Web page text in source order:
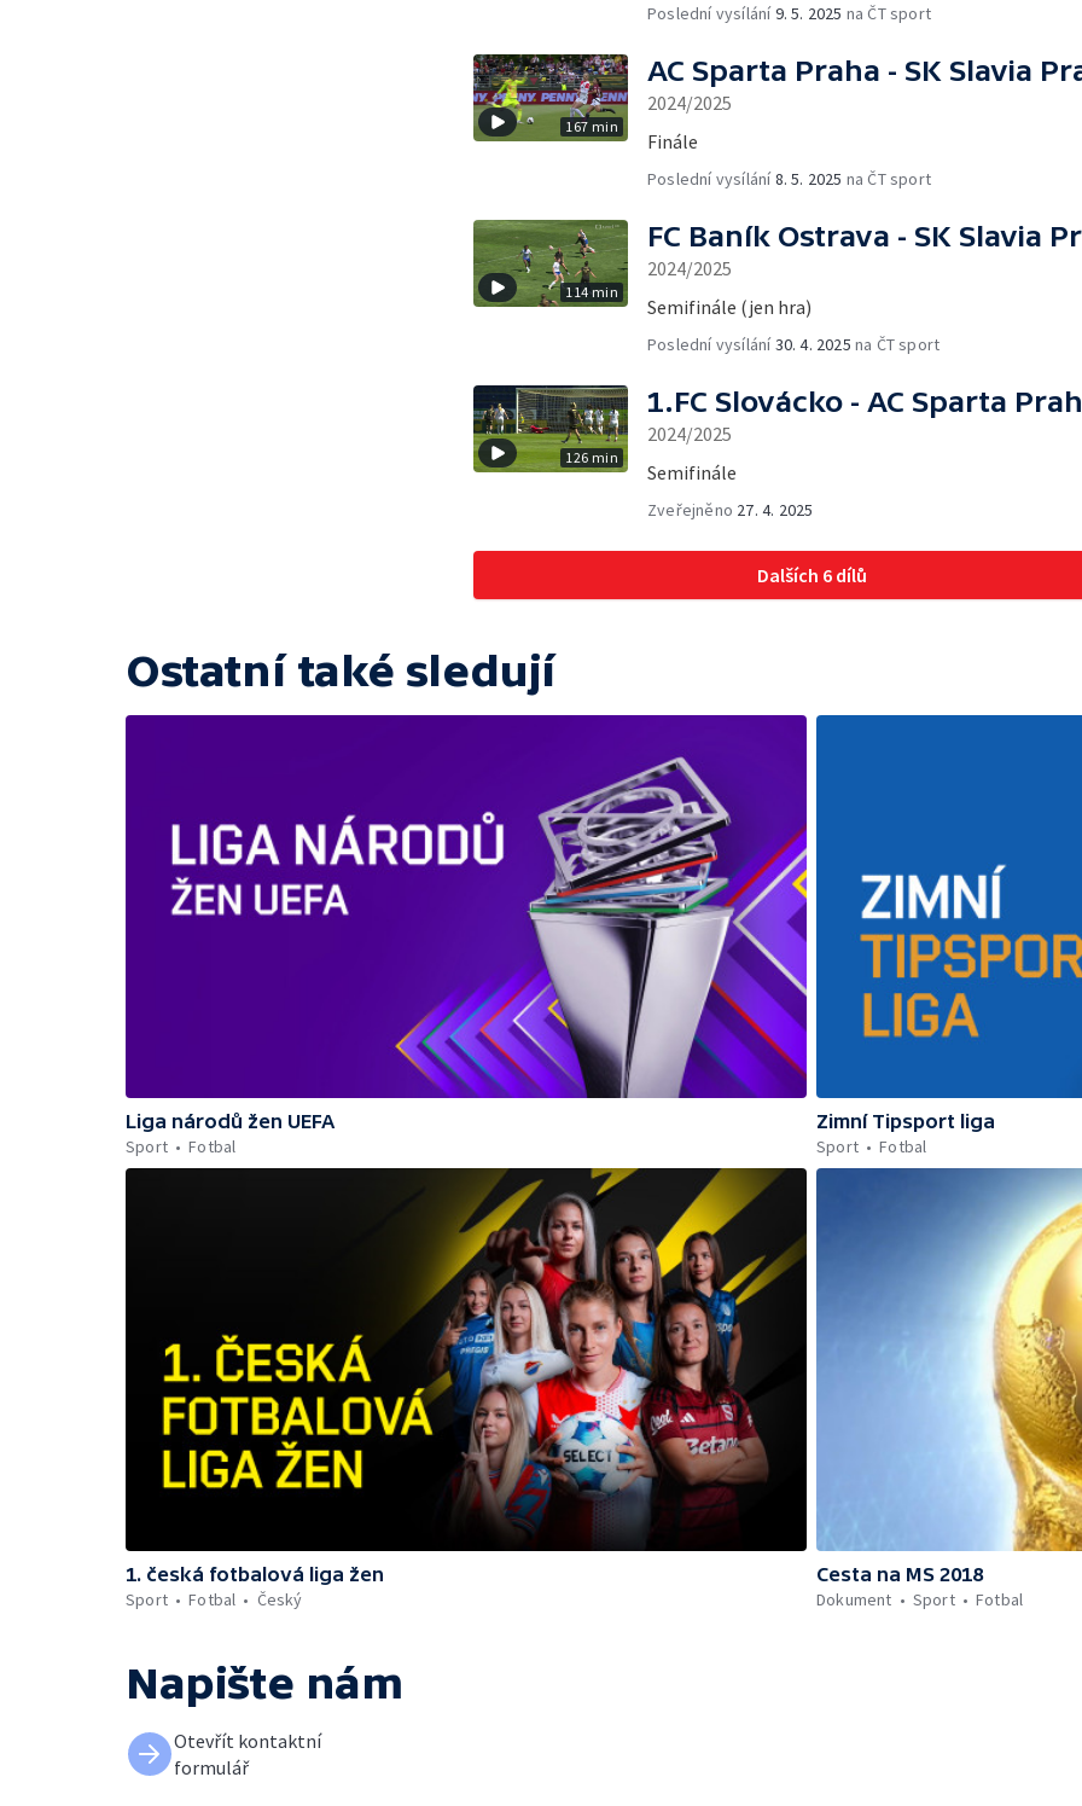
Poslední vysílání9. 5. 2025 na ČT sport
167 min
AC Sparta Praha - SK Slavia
2024/2025
Finále
Poslední vysílání8. 5. 2025 na ČT sport
114 min
FC Baník Ostrava - SK Slavia
2024/2025
Semifinále (jen hra)
Poslední vysílání30. 4. 2025 na ČT sport
126 min
1.FC Slovácko - AC Sparta
2024/2025
Semifinále
Zveřejněno 27. 4. 2025
Dalších 6 dílů
Ostatní také sledují
Liga národů žen UEFA
Sport
Fotbal
Zimní Tipsport liga
Sport
Fotbal
1. česká fotbalová liga žen
Sport
Fotbal Český
Cesta na MS 2018
Dokument
Sport Fotbal
Napište nám
Otevřít kontaktní
formulář